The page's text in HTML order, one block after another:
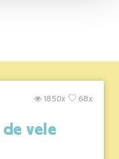
68x
1850x
vele